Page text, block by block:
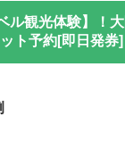
ル観光体験】！
ット予約[即日発券]